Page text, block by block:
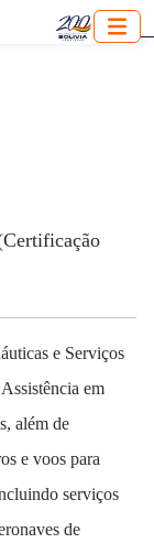
e Serviços
em
além de
e voos para
serviços
de